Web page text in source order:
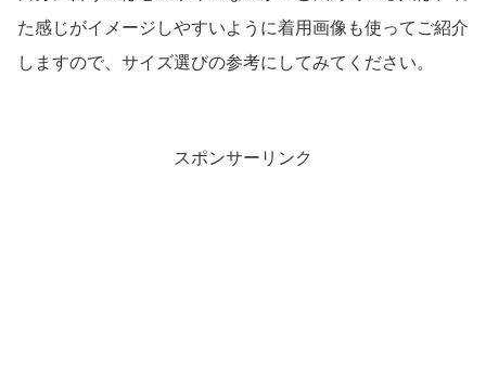
た感じがイメージしやすいように着用画像も使ってご紹介
しますので、サイズ選びの参考にしてみてください。
スポンサーリンク